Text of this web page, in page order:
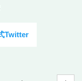
Twitter